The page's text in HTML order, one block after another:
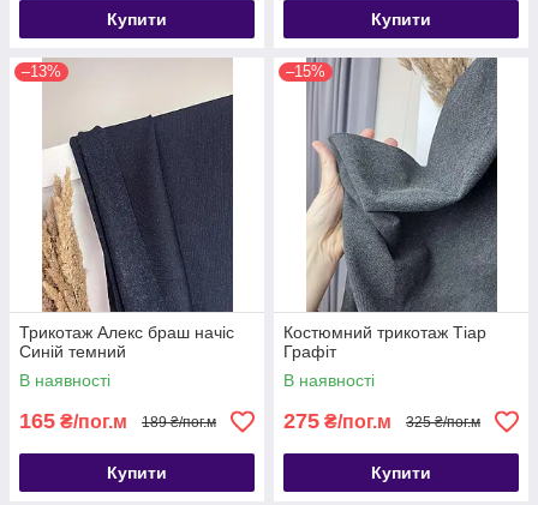
Купити Купити
–13%
Трикотаж Алекс браш начіс
Синій темний
В наявності
165 ₴/пог.м 189 ₴/пог.м
Купити
–15%
Костюмний трикотаж Тіар
Графіт
В наявності
275 ₴/пог.м 325 ₴/пог.м
Купити